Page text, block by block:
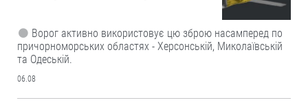
Ворог активно використовує цю зброю насамперед по
причорноморських областях - Херсонській, Миколаївській
та Одеській.
06.08